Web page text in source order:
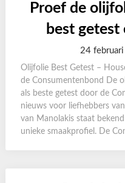
Proef de
best
24
Olijfolie Best Getest –
de Consumentenbond De
als beste getest door de
nieuws voor liefhebbers
van Manolakis staat
unieke smaakprofiel. De